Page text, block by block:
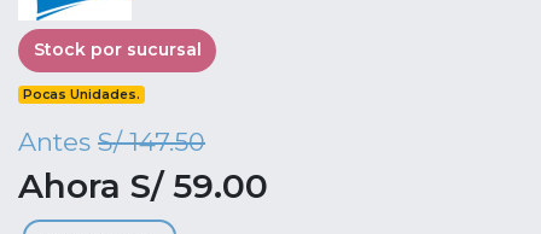
Stock por sucursal
Pocas Unidades.
Antes S/ 147.50
Ahora S/ 59.00